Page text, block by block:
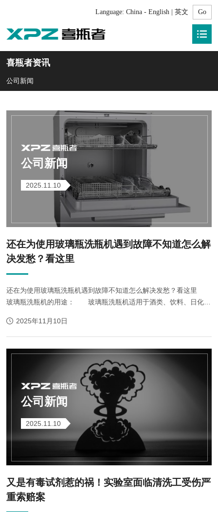
Language: China - English | 英文
喜瓶者资讯
公司新闻
公司新闻
2025.11.10
还在为使用玻璃瓶洗瓶机遇到故障不知道怎么解
决发愁？看这里
还在为使用玻璃瓶洗瓶机遇到故障不知道怎么解决发愁？看这里
玻璃瓶洗瓶机的用途： 玻璃瓶洗瓶机适用于酒类、饮料、日化、
用，也可配套在各类生产线上...
2025年11月10日
公司新闻
2025.11.10
又是有毒试剂惹的祸！实验室面临清洗工受伤严
重索赔案